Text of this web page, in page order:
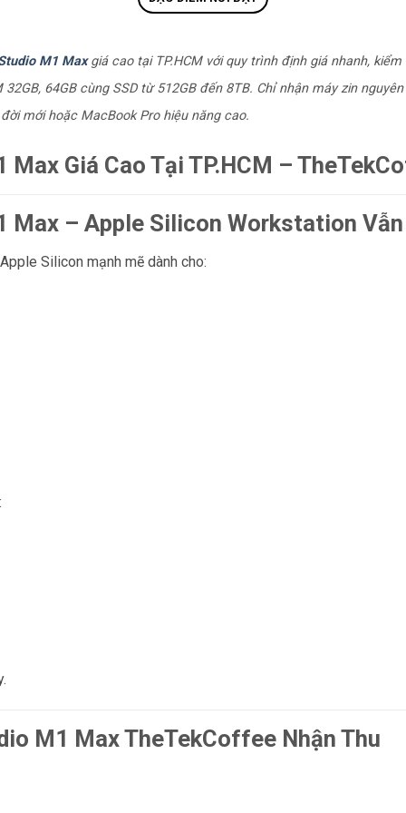
M1 Maxgiá cao tại TP.HCM với quy trình định giá nhanh,
64GB cùng SSD từ 512GB đến 8TB. Chỉ nhận máy zin
mới hoặc MacBook Pro hiệu năng cao.
Giá Cao Tại TP.HCM –
Max – Apple Silicon Workstation Vẫn
Silicon mạnh mẽ dành cho:
M1 Max TheTekCoffee Nhận Thu